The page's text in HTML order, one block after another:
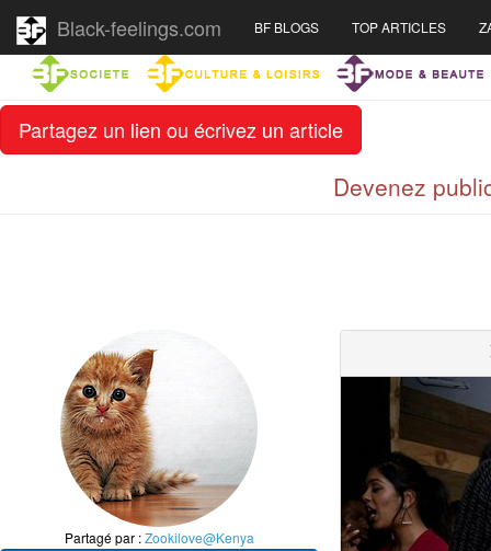
Partagez un lien ou écrivez un article
Black-feelings.com BF BLOGS TOP ARTICLES
Devenez
Partagé par :Zookilove@Kenya